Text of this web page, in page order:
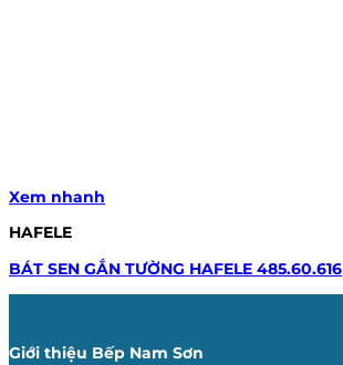
Xem nhanh
HAFELE
BÁT SEN GẮN TƯỜNG HAFELE 485.60.616
Giới thiệu Bếp Nam Sơn